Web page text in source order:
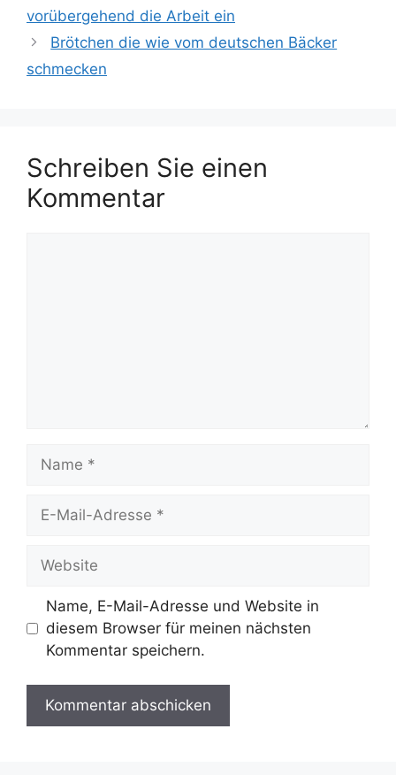
vorübergehend die Arbeit ein
Brötchen die wie vom deutschen Bäcker
schmecken
Schreiben Sie einen
Kommentar
Name, E-Mail-Adresse und Website in
diesem Browser für meinen nächsten
Kommentar speichern.